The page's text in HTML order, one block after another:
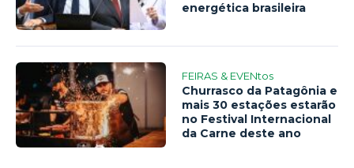
energética brasileira
FEIRAS & EVENtos
Churrasco da Patagônia e
mais 30 estações estarão
no Festival Internacional
da Carne deste ano